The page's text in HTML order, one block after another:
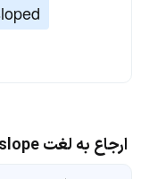
ارجاع به لغت aslope